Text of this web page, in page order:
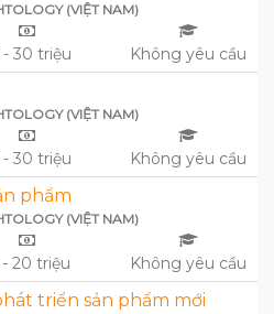
(VIỆT NAM)
- 30 triệu Không yêu cầu
(VIỆT NAM)
- 30 triệu Không yêu cầu
phẩm
(VIỆT NAM)
- 20 triệu Không yêu cầu
triển sản phẩm mới